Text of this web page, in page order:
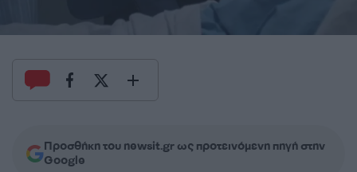
Προσθήκη του newsit.gr ως προτεινόμενη πηγή στην
Google